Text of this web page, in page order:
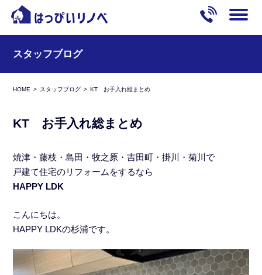
スタッフブログ
HOME スタッフブログ KT お手入れ総まとめ
KT お手入れ総まとめ
焼津・藤枝・島田・牧之原・吉田町・掛川・菊川で
戸建て住宅のリフォームをするなら
HAPPY LDK
こんにちは。
HAPPY LDKの杉浦です。